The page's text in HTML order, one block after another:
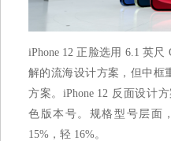
iPhone 12 正脸选用 6.1 英
解的流海设计方案，但中框
方案。iPhone 12 反面设计
色版本号。规格型号层面
15%，轻 16%。 ​